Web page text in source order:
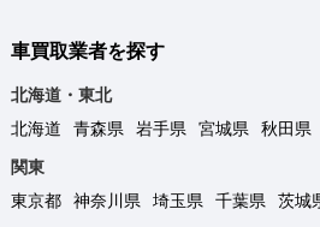
車買取業者を探す
北海道・東北
北海道
青森県 岩手県 宮城県 秋田県
関東
東京都
神奈川県 埼玉県 千葉県 茨城